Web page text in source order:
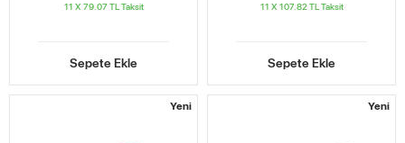
11 X 79.07 TL Taksit
Sepete Ekle
11 X 107.82 TL Taksit
Sepete Ekle
Yeni Yeni